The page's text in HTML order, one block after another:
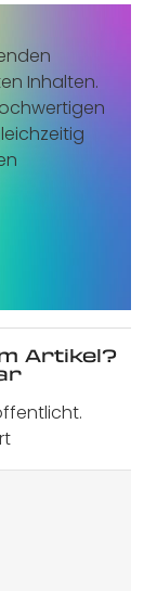
Inhalten.
Artikel?